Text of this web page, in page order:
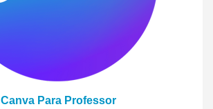
Canva Para Professor